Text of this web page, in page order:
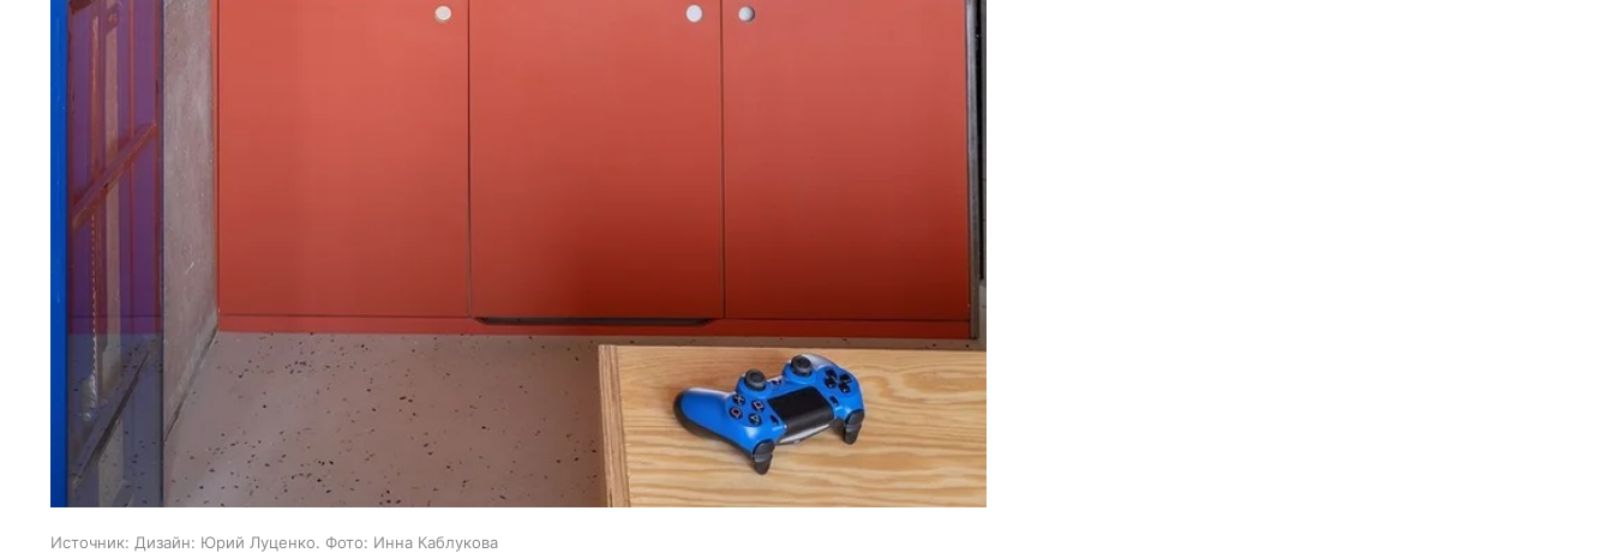
Источник: Дизайн: Юрий Луценко. Фото: Инна Каблукова